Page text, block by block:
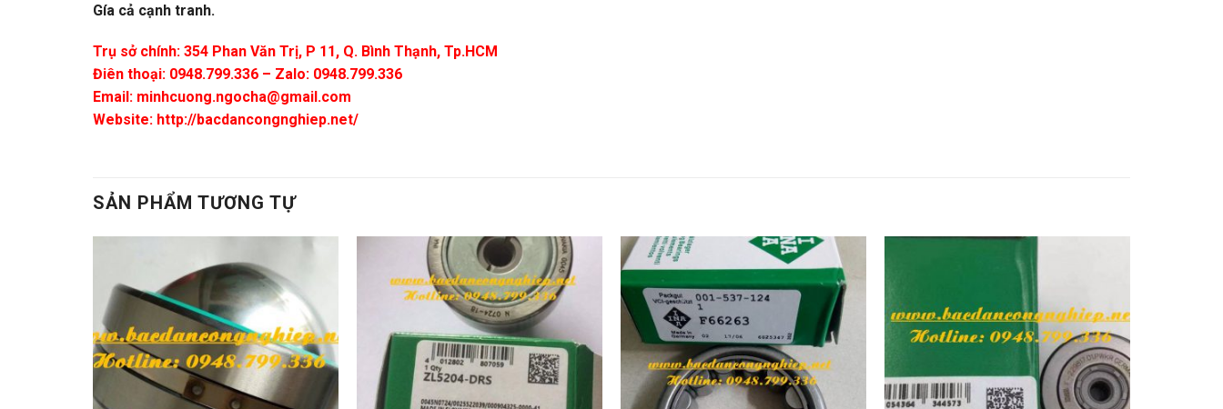
Gía cả cạnh tranh.
Trụ sở chính: 354 Phan Văn Trị, P 11, Q. Bình Thạnh, Tp.HCM
Điên thoại: 0948.799.336 – Zalo: 0948.799.336
Email: minhcuong.ngocha@gmail.com
Website: http://bacdancongnghiep.net/
SẢN PHẨM TƯƠNG TỰ